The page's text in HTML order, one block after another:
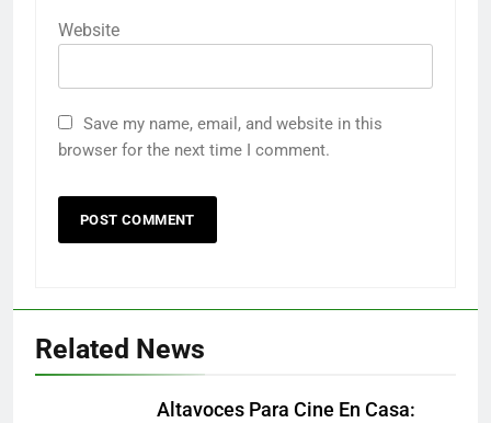
Website
Save my name, email, and website in this
browser for the next time I comment.
Related News
Altavoces Para Cine En Casa: